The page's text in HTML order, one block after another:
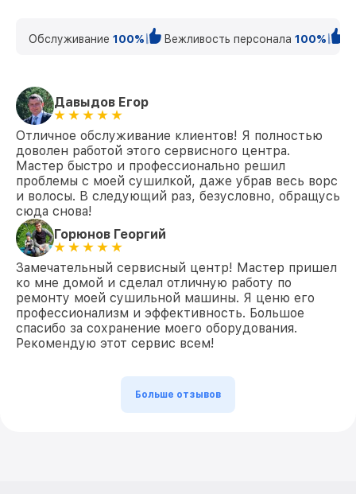
Обслуживание 100% Вежливость персонала 100%
Давыдов Егор
Отличное обслуживание клиентов! Я полностью
доволен работой этого сервисного центра.
Мастер быстро и профессионально решил
проблемы с моей сушилкой, даже убрав весь ворс
и волосы. В следующий раз, безусловно, обращусь
сюда снова!
Горюнов Георгий
Замечательный сервисный центр! Мастер пришел
ко мне домой и сделал отличную работу по
ремонту моей сушильной машины. Я ценю его
профессионализм и эффективность. Большое
спасибо за сохранение моего оборудования.
Рекомендую этот сервис всем!
Больше отзывов